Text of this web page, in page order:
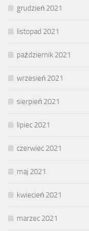
grudzień 2021
listopad 2021
październik 2021
wrzesień 2021
sierpień 2021
lipiec 2021
czerwiec 2021
maj 2021
kwiecień 2021
marzec 2021